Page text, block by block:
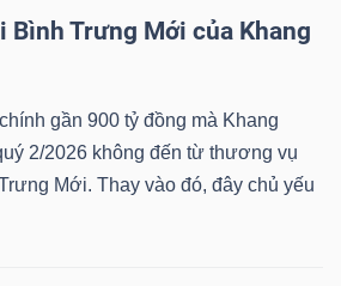
Bình Trưng Mới của Khang
gần 900 tỷ đồng mà Khang
2/2026 không đến từ thương vụ
Mới. Thay vào đó, đây chủ yếu